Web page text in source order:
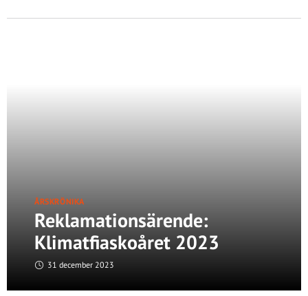
ÅRSKRÖNIKA
Reklamationsärende:
Klimatfiaskoåret 2023
31 december 2023